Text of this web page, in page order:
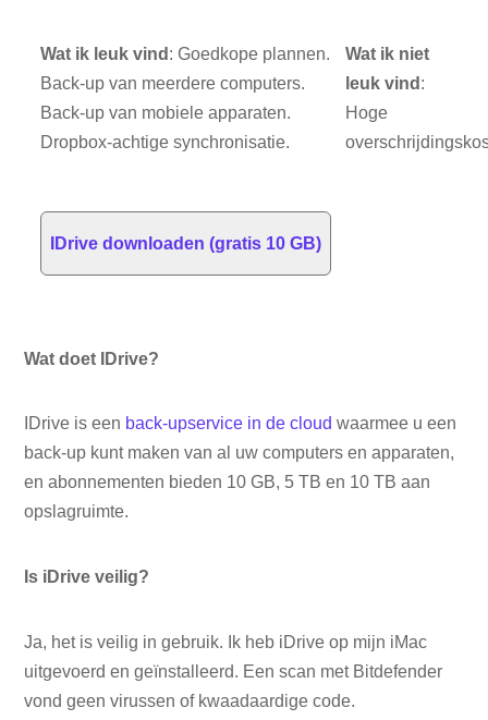
Wat ik leuk vind : Goedkope plannen.
Back-up van meerdere computers.
Back-up van mobiele apparaten.
Dropbox-achtige synchronisatie.
Wat ik niet
leuk vind :
Hoge
IDrive downloaden (gratis 10 GB)
Wat doet IDrive?
IDrive is een back-upservice in de cloud waarmee u een
back-up kunt maken van al uw computers en apparaten,
en abonnementen bieden 10 GB, 5 TB en 10 TB aan
opslagruimte.
Is iDrive veilig?
Ja, het is veilig in gebruik. Ik heb iDrive op mijn iMac
uitgevoerd en geïnstalleerd. Een scan met Bitdefender
vond geen virussen of kwaadaardige code.